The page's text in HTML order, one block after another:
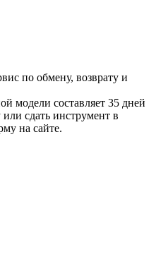
по обмену, возврату и
модели составляет 35 дней
сдать инструмент в
на сайте.